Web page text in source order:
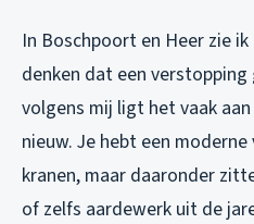
In Boschpoort en Heer zie
denken dat een
volgens mij ligt het vaak
nieuw. Je hebt een
kranen, maar daaronder
of zelfs aardewerk uit de